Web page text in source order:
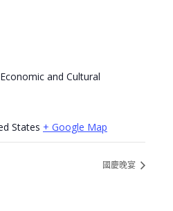
and Cultural
States + Google Map
國慶晚宴